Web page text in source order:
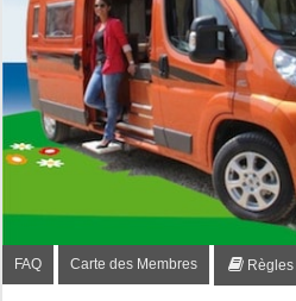
Fourgon-
Forum de conseils et
FAQ Carte des Membres Règles